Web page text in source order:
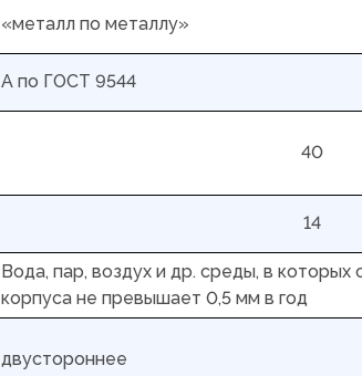
«металл по металлу»
А по ГОСТ 9544
40
14
Вода, пар, воздух и др. среды, в
корпуса не превышает 0,5 мм в год
двустороннее